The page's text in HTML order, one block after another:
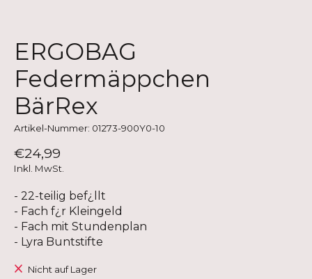
ERGOBAG
Federmäppchen
BärRex
Artikel-Nummer: 01273-900Y0-10
€24,99
Inkl. MwSt.
- 22-teilig bef¿llt
- Fach f¿r Kleingeld
- Fach mit Stundenplan
- Lyra Buntstifte
Nicht auf Lager